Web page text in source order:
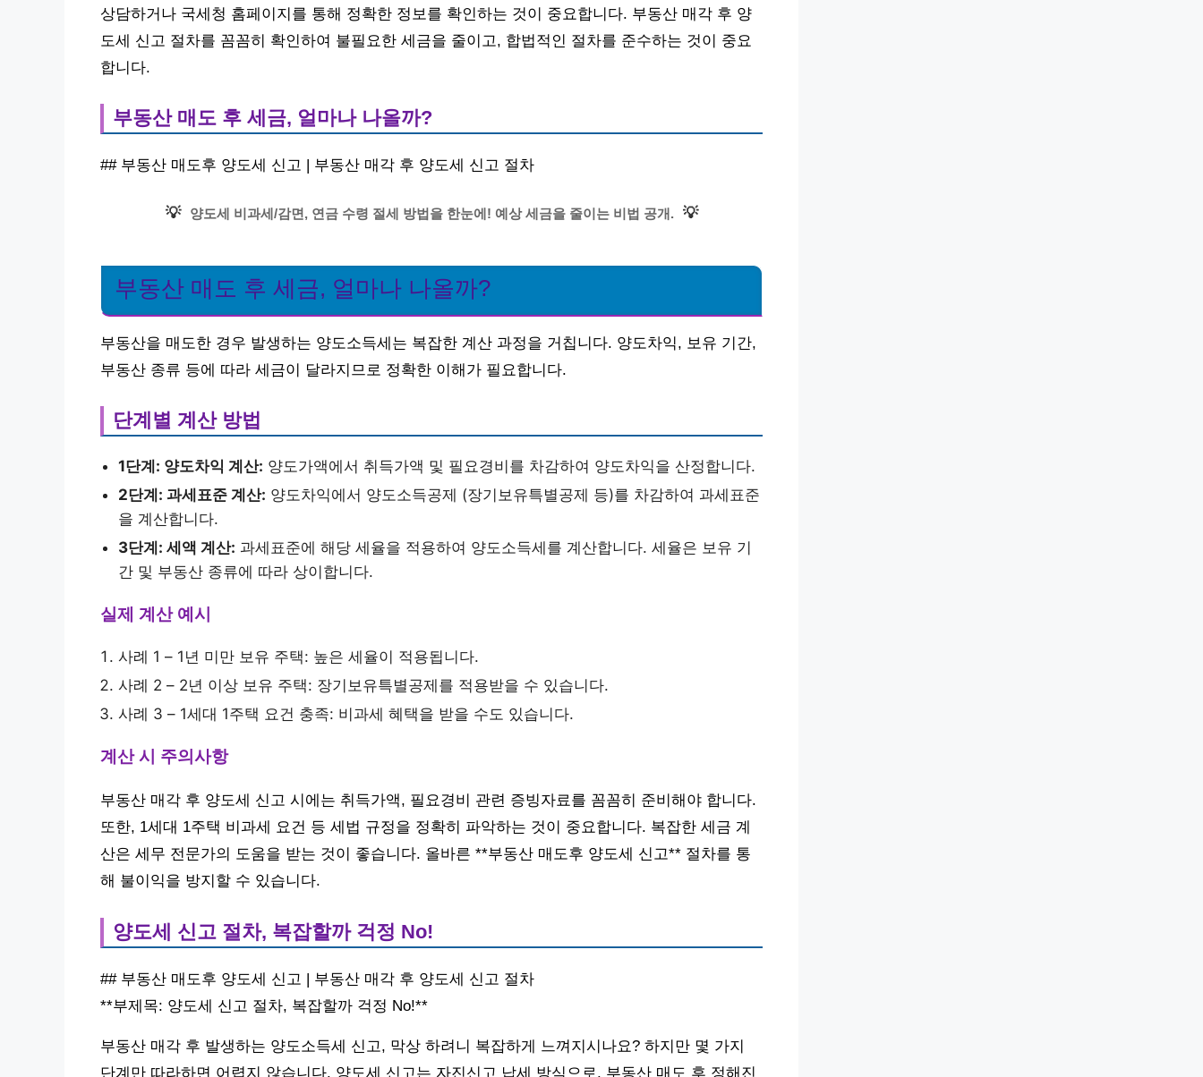
상담하거나 국세청 홈페이지를 통해 정확한 정보를 확인하는 것이 중요합니다. 부동산 매각 후 양
도세 신고 절차를 꼼꼼히 확인하여 불필요한 세금을 줄이고, 합법적인 절차를 준수하는 것이 중요
합니다.
부동산 매도 후 세금, 얼마나 나올까?
## 부동산 매도후 양도세 신고 | 부동산 매각 후 양도세 신고 절차
💡 양도세 비과세/감면, 연금 수령 절세 방법을 한눈에! 예상 세금을 줄이는 비법 공개. 💡
부동산 매도 후 세금, 얼마나 나올까?
부동산을 매도한 경우 발생하는 양도소득세는 복잡한 계산 과정을 거칩니다. 양도차익, 보유 기간,
부동산 종류 등에 따라 세금이 달라지므로 정확한 이해가 필요합니다.
단계별 계산 방법
1단계: 양도차익 계산: 양도가액에서 취득가액 및 필요경비를 차감하여 양도차익을 산정합니다.
2단계: 과세표준 계산: 양도차익에서 양도소득공제 (장기보유특별공제 등)를 차감하여 과세표준
을 계산합니다.
3단계: 세액 계산: 과세표준에 해당 세율을 적용하여 양도소득세를 계산합니다. 세율은 보유 기
간 및 부동산 종류에 따라 상이합니다.
실제 계산 예시
사례 1 – 1년 미만 보유 주택: 높은 세율이 적용됩니다.
사례 2 – 2년 이상 보유 주택: 장기보유특별공제를 적용받을 수 있습니다.
사례 3 – 1세대 1주택 요건 충족: 비과세 혜택을 받을 수도 있습니다.
계산 시 주의사항
부동산 매각 후 양도세 신고 시에는 취득가액, 필요경비 관련 증빙자료를 꼼꼼히 준비해야 합니다.
또한, 1세대 1주택 비과세 요건 등 세법 규정을 정확히 파악하는 것이 중요합니다. 복잡한 세금 계
산은 세무 전문가의 도움을 받는 것이 좋습니다. 올바른 **부동산 매도후 양도세 신고** 절차를 통
해 불이익을 방지할 수 있습니다.
양도세 신고 절차, 복잡할까 걱정 No!
## 부동산 매도후 양도세 신고 | 부동산 매각 후 양도세 신고 절차
**부제목: 양도세 신고 절차, 복잡할까 걱정 No!**
부동산 매각 후 발생하는 양도소득세 신고, 막상 하려니 복잡하게 느껴지시나요? 하지만 몇 가지
단계만 따라하면 어렵지 않습니다. 양도세 신고는 자진신고 납세 방식으로, 부동산 매도 후 정해진